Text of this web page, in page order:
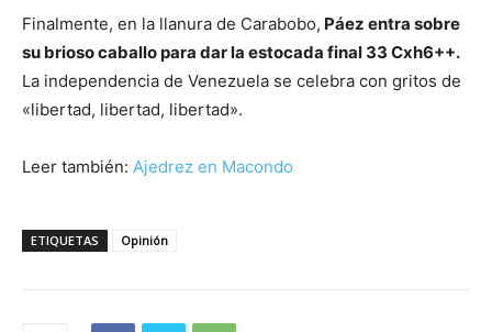
Finalmente, en la llanura de Carabobo, Páez entra sobre
su brioso caballo para dar la estocada final 33 Cxh6++.
La independencia de Venezuela se celebra con gritos de
«libertad, libertad, libertad».
Leer también: Ajedrez en Macondo
ETIQUETAS Opinión